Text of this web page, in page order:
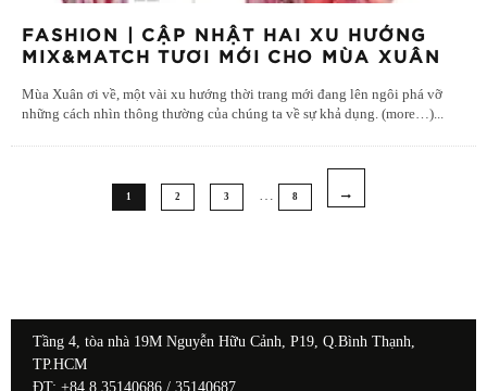
FASHION | CẬP NHẬT HAI XU HƯỚNG
MIX&MATCH TƯƠI MỚI CHO MÙA XUÂN
Mùa Xuân ơi về, một vài xu hướng thời trang mới đang lên ngôi phá vỡ
những cách nhìn thông thường của chúng ta về sự khả dụng. (more…)
1 2 3 8
Tầng 4, tòa nhà 19M Nguyễn Hữu Cảnh, P19, Q.Bình Thạnh,
TP.HCM
ĐT: +84 8 35140686 / 35140687